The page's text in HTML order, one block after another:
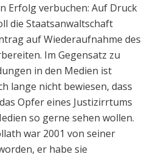
Erfolg verbuchen: Auf Druck
die Staatsanwaltschaft
auf Wiederaufnahme des
Im Gegensatz zu
in den Medien ist
lange nicht bewiesen, dass
Opfer eines Justizirrtums
so gerne sehen wollen.
war 2001 von seiner
er habe sie